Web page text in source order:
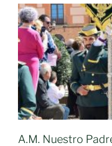
A.M. Nuestro